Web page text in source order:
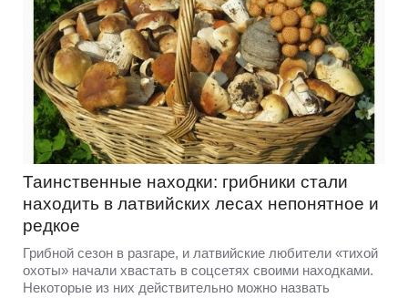
Таинственные находки: грибники стали
находить в латвийских лесах непонятное и
редкое
Грибной сезон в разгаре, и латвийские любители «тихой
охоты» начали хвастать в соцсетях своими находками.
Некоторые из них действительно можно назвать